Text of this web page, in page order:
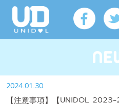
【注意事項】【UNIDOL 2023-24